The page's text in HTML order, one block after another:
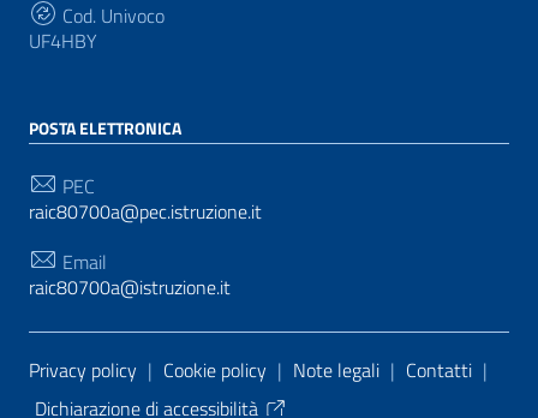
Cod. Univoco
UF4HBY
POSTA ELETTRONICA
PEC
raic80700a@pec.istruzione.it
Email
raic80700a@istruzione.it
Sezione Link Utili
Privacy policy | Cookie policy | Note legali | Contatti |
Dichiarazione di accessibilità